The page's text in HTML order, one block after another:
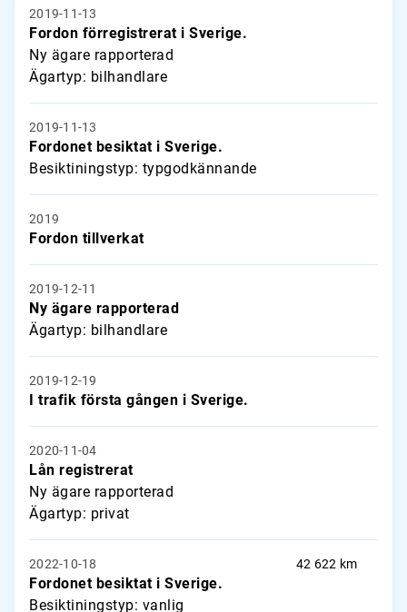
2019-11-13
Fordon förregistrerat i Sverige.
Ny ägare rapporterad
Ägartyp: bilhandlare
2019-11-13
Fordonet besiktat i Sverige.
Besiktiningstyp: typgodkännande
2019
Fordon tillverkat
2019-12-11
Ny ägare rapporterad
Ägartyp: bilhandlare
2019-12-19
I trafik första gången i Sverige.
2020-11-04
Lån registrerat
Ny ägare rapporterad
Ägartyp: privat
2022-10-18
Fordonet besiktat i Sverige.
Besiktiningstyp: vanlig
42 622 km